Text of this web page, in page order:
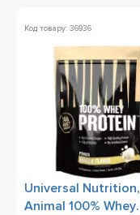
Код товару: 36936
Universal Nutrition,
Animal 100% Whey